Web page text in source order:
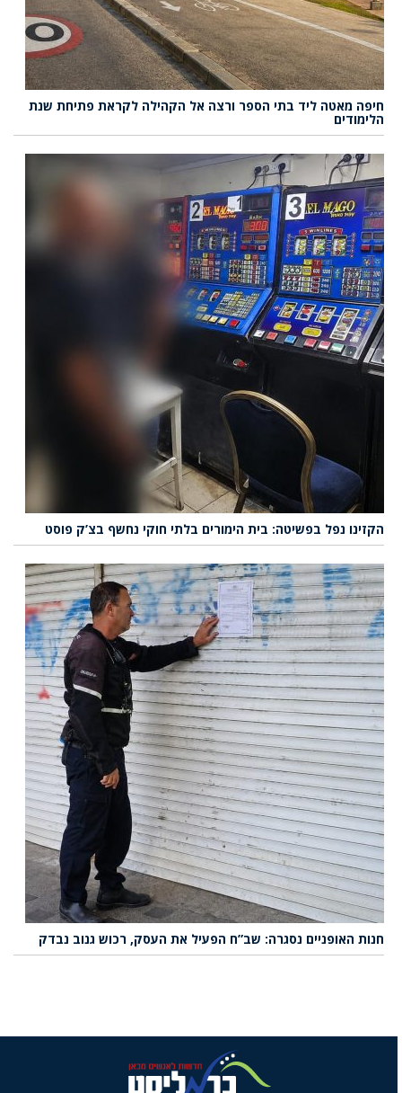
חיפה מאטה ליד בתי הספר ורצה אל הקהילה לקראת פתיחת שנת
הלימודים
הקזינו נפל בפשיטה: בית הימורים בלתי חוקי נחשף בצ’ק פוסט
חנות האופניים נסגרה: שב”ח הפעיל את העסק, רכוש גנוב נבדק